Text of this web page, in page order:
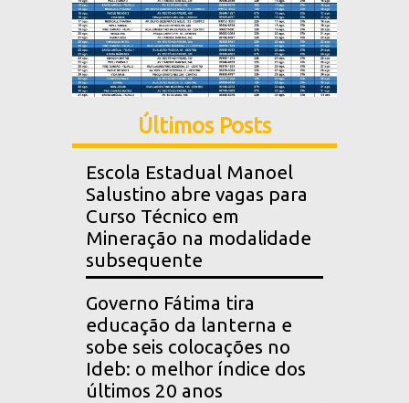
Últimos Posts
Escola Estadual Manoel
Salustino abre vagas para
Curso Técnico em
Mineração na modalidade
subsequente
Governo Fátima tira
educação da lanterna e
sobe seis colocações no
Ideb: o melhor índice dos
últimos 20 anos